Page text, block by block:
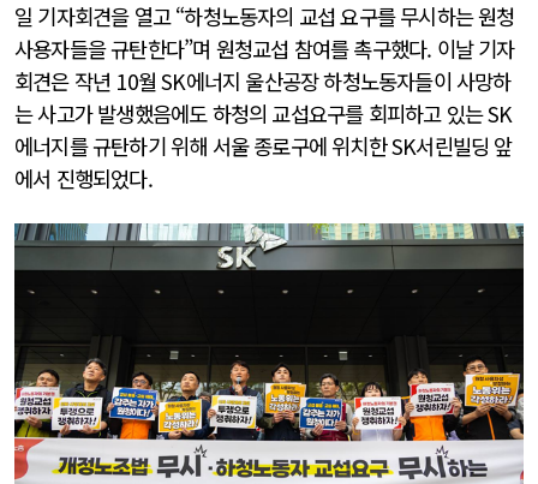
일 기자회견을 열고 “하청노동자의 교섭 요구를 무시하는 원청
사용자들을 규탄한다”며 원청교섭 참여를 촉구했다. 이날 기자
회견은 작년 10월 SK에너지 울산공장 하청노동자들이 사망하
는 사고가 발생했음에도 하청의 교섭요구를 회피하고 있는 SK
에너지를 규탄하기 위해 서울 종로구에 위치한 SK서린빌딩 앞
에서 진행되었다.